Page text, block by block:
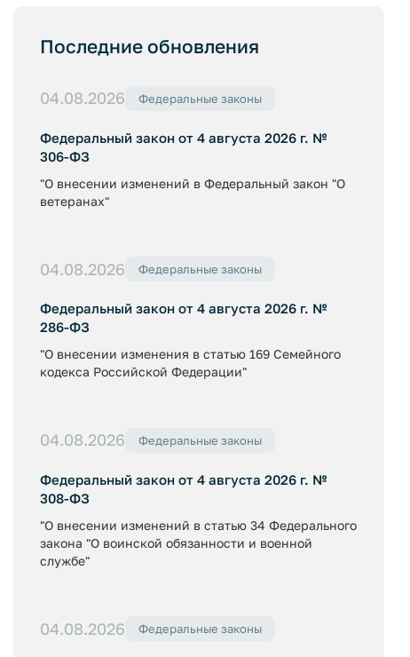
Последние обновления
04.08.2026 Федеральные законы
Федеральный закон от 4 августа 2026 г. №
306-ФЗ
"О внесении изменений в Федеральный закон "О
ветеранах"
04.08.2026 Федеральные законы
Федеральный закон от 4 августа 2026 г. №
286-ФЗ
"О внесении изменения в статью 169 Семейного
кодекса Российской Федерации"
04.08.2026 Федеральные законы
Федеральный закон от 4 августа 2026 г. №
308-ФЗ
"О внесении изменений в статью 34 Федерального
закона "О воинской обязанности и военной
службе"
04.08.2026 Федеральные законы